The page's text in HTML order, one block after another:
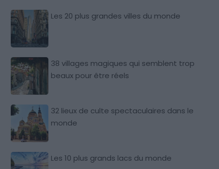
Les 20 plus grandes villes du monde
38 villages magiques qui semblent trop
beaux pour être réels
32 lieux de culte spectaculaires dans le
monde
Les 10 plus grands lacs du monde